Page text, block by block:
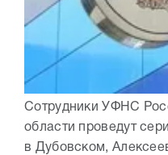
Сотрудники УФНС
области проведут
в Дубовском,